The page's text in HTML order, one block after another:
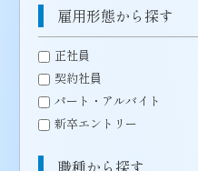
雇用形態から探す
正社員
契約社員
パート・アルバイト
新卒エントリー
職種から探す